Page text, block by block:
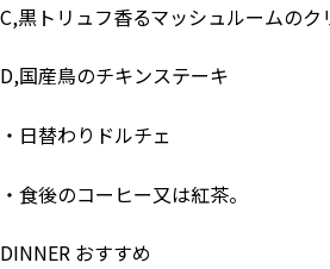
C,黒トリュフ香るマッシュルームのク
D,国産鳥のチキンステーキ
・日替わりドルチェ
・食後のコーヒー又は紅茶。
DINNER おすすめ